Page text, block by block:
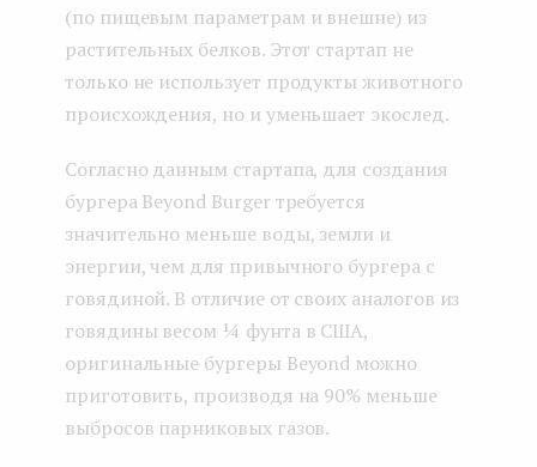
(по пищевым параметрам и внешне) из
растительных белков. Этот стартап не
только не использует продукты животного
происхождения, но и уменьшает экослед.
Согласно данным стартапа, для создания
бургера Beyond Burger требуется
значительно меньше воды, земли и
энергии, чем для привычного бургера с
говядиной. В отличие от своих аналогов из
говядины весом ¼ фунта в США,
оригинальные бургеры Beyond можно
приготовить, производя на 90% меньше
выбросов парниковых газов.